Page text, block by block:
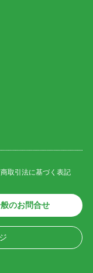
取引法に基づく表記
のお問合せ